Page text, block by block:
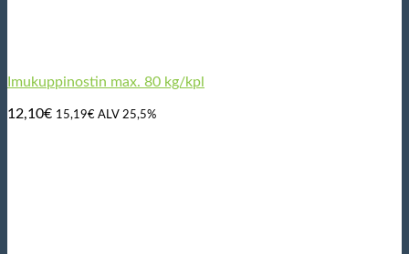
Imukuppinostin max. 80 kg/kpl
12,10€ 15,19€ ALV 25,5%